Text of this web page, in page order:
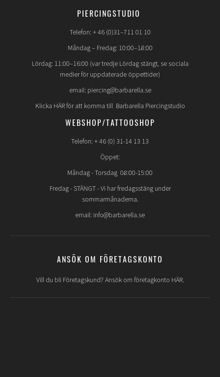
PIERCINGSTUDIO
Telefon: + 46 (0)31–711 01 10
Måndag – Fredag: 10:00–18:00
Lördag: 11:00–16:00 (var tredje Lördag stängt, se sociala
medier för uppdaterade öppettider)
email: piercing@barbarella.se
Klicka HÄR för att komma till Barbarella Piercingstudio
WEBSHOP/TATTOOSHOP
Telefon: + 46 (0) 31-14 13 13
Öppet:
Måndag - Torsdag 08:00-15:00
Fredag - STÄNGT- Vi har fredagsstäng under
sommarmånaderna.
email: info@barbarella.se
ANSÖK OM FÖRETAGSKONTO
Vill du bli Företagskund? Ansök om företagkonto HÄR.